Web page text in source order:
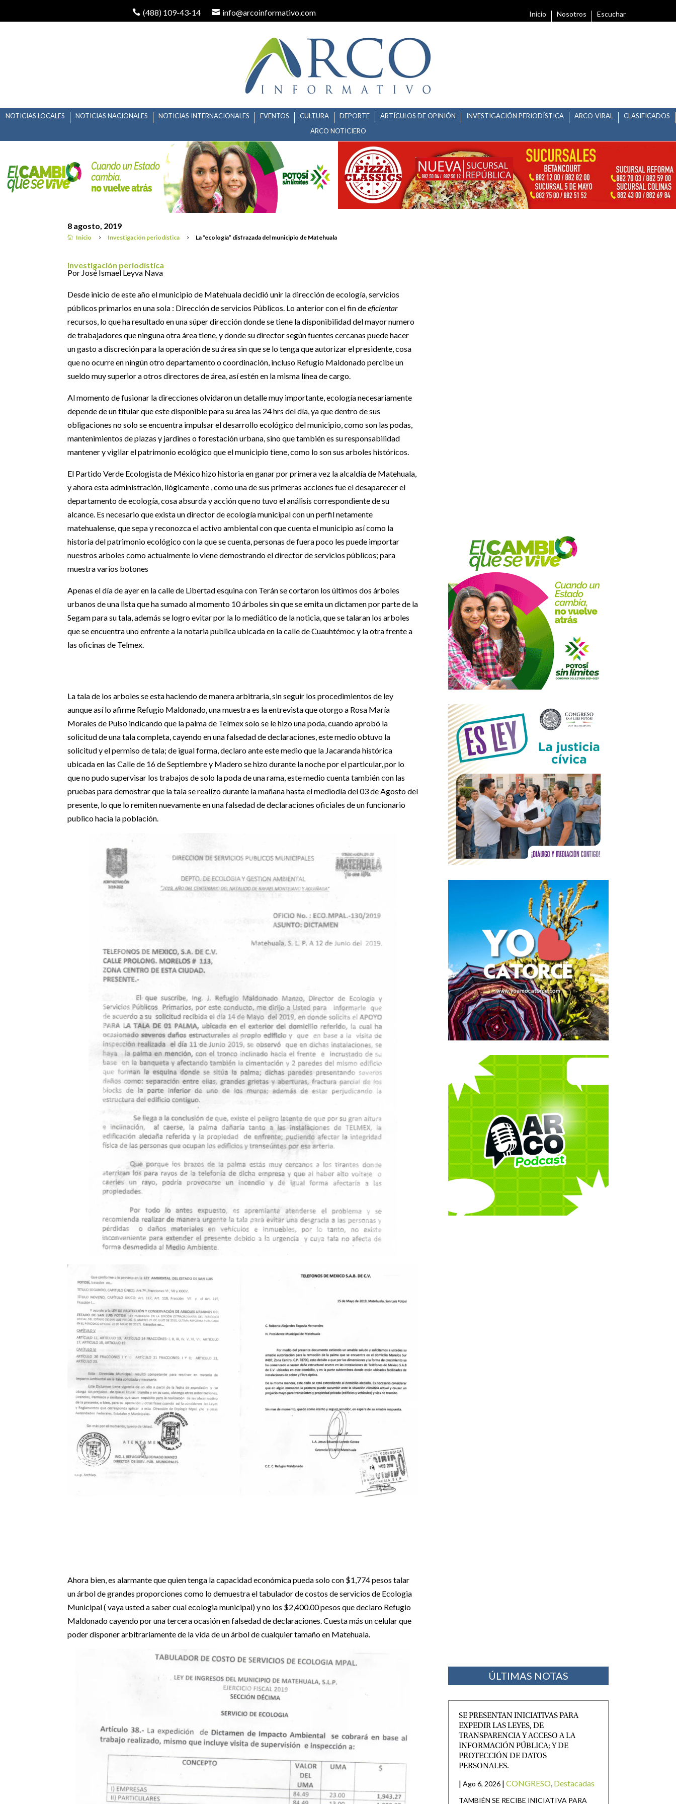
(488) 109-43-14 info@arcoinformativo.com Inicio Nosotros Escuchar
NOTICIAS LOCALES NOTICIAS NACIONALES NOTICIAS INTERNACIONALES EVENTOS CULTURA DEPORTE ARTÍCULOS DE OPINIÓN INVESTIGACIÓN PERIODÍSTICA ARCO-VIRAL
CLASIFICADOS
ARCO NOTICIERO
 Inicio 5 Investigación periodística 5 La “ecología” disfrazada del municipio de Matehuala
LA “ECOLOGÍA” DISFRAZADA DEL MUNICIPIO DE MATEHUALA
Investigación periodística
8 agosto, 2019
Por José Ismael Leyva Nava
Desde inicio de este año el municipio de Matehuala decidió unir la dirección de ecología, servicios
públicos primarios en una sola : Dirección de servicios Públicos. Lo anterior con el fin deeficientar
recursos, lo que ha resultado en una súper dirección donde se tiene la disponibilidad del mayor numero
de trabajadores que ninguna otra área tiene, y donde su director según fuentes cercanas puede hacer
un gasto a discreción para la operación de su área sin que se lo tenga que autorizar el presidente, cosa
que no ocurre en ningún otro departamento o coordinación, incluso Refugio Maldonado percibe un
sueldo muy superior a otros directores de área, así estén en la misma línea de cargo.
Al momento de fusionar la direcciones olvidaron un detalle muy importante, ecología necesariamente
depende de un titular que este disponible para su área las 24 hrs del día, ya que dentro de sus
obligaciones no solo se encuentra impulsar el desarrollo ecológico del municipio, como son las podas,
mantenimientos de plazas y jardines o forestación urbana, sino que también es su responsabilidad
mantener y vigilar el patrimonio ecológico que el municipio tiene, como lo son sus arboles históricos.
El Partido Verde Ecologista de México hizo historia en ganar por primera vez la alcaldía de Matehuala,
y ahora esta administración, ilógicamente , como una de sus primeras acciones fue el desaparecer el
departamento de ecología, cosa absurda y acción que no tuvo el análisis correspondiente de su
alcance. Es necesario que exista un director de ecología municipal con un perfil netamente
matehualense, que sepa y reconozca el activo ambiental con que cuenta el municipio así como la
historia del patrimonio ecológico con la que se cuenta, personas de fuera poco les puede importar
nuestros arboles como actualmente lo viene demostrando el director de servicios públicos; para
muestra varios botones
Apenas el día de ayer en la calle de Libertad esquina con Terán se cortaron los últimos dos árboles
urbanos de una lista que ha sumado al momento 10 árboles sin que se emita un dictamen por parte de la
Segam para su tala, además se logro evitar por la lo mediático de la noticia, que se talaran los arboles
que se encuentra uno enfrente a la notaria publica ubicada en la calle de Cuauhtémoc y la otra frente a
las oficinas de Telmex.
La tala de los arboles se esta haciendo de manera arbitraria, sin seguir los procedimientos de ley
aunque así lo afirme Refugio Maldonado, una muestra es la entrevista que otorgo a Rosa María
Morales de Pulso indicando que la palma de Telmex solo se le hizo una poda, cuando aprobó la
solicitud de una tala completa, cayendo en una falsedad de declaraciones, este medio obtuvo la
solicitud y el permiso de tala; de igual forma, declaro ante este medio que la Jacaranda histórica
ubicada en las Calle de 16 de Septiembre y Madero se hizo durante la noche por el particular, por lo
que no pudo supervisar los trabajos de solo la poda de una rama, este medio cuenta también con las
pruebas para demostrar que la tala se realizo durante la mañana hasta el mediodía del 03 de Agosto del
presente, lo que lo remiten nuevamente en una falsedad de declaraciones oficiales de un funcionario
publico hacia la población.
Ahora bien, es alarmante que quien tenga la capacidad económica pueda solo con $1,774 pesos talar
un árbol de grandes proporciones como lo demuestra el tabulador de costos de servicios de Ecologia
Municipal ( vaya usted a saber cual ecologia municipal) y no los $2,400.00 pesos que declaro Refugio
Maldonado cayendo por una tercera ocasión en falsedad de declaraciones. Cuesta más un celular que
poder disponer arbitrariamente de la vida de un árbol de cualquier tamaño en Matehuala.
ÚLTIMAS NOTAS
SE PRESENTAN INICIATIVAS PARA
EXPEDIR LAS LEYES, DE
TRANSPARENCIA Y ACCESO A LA
INFORMACIÓN PÚBLICA; Y DE
PROTECCIÓN DE DATOS
PERSONALES.
| Ago 6, 2026 | CONGRESO, Destacadas
TAMBIÉN SE RECIBE INICIATIVA PARA